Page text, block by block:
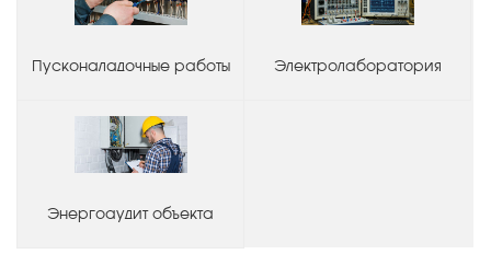
Пусконаладочные работы Электролаборатория
Энергоаудит объекта